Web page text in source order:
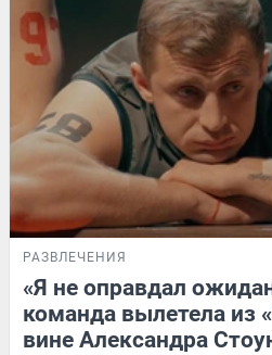
РАЗВЛЕЧЕНИЯ
«Я не оправдал
команда вылетела из
вине Александра